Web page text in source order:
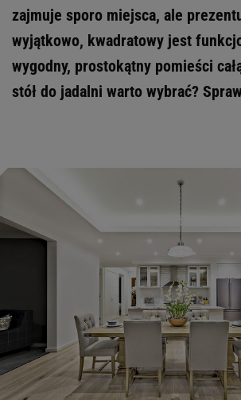
zajmuje sporo miejsca, ale
wyjątkowo, kwadratowy jest
wygodny, prostokątny pomieści
stół do jadalni warto wybrać?